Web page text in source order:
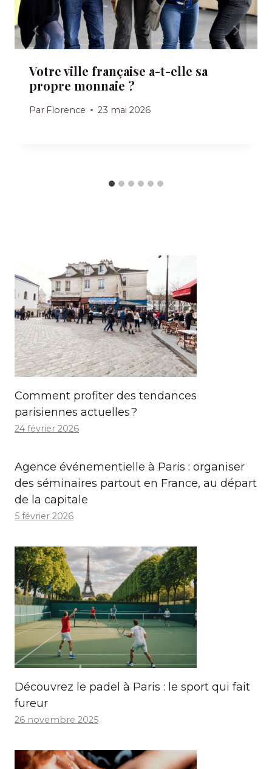
Votre ville française a-t-elle sa
propre monnaie ?
Par Florence 23 mai 2026
Comment profiter des tendances
parisiennes actuelles ?
24 février 2026
Agence événementielle à Paris : organiser
des séminaires partout en France, au départ
de la capitale
5 février 2026
Découvrez le padel à Paris : le sport qui fait
fureur
26 novembre 2025